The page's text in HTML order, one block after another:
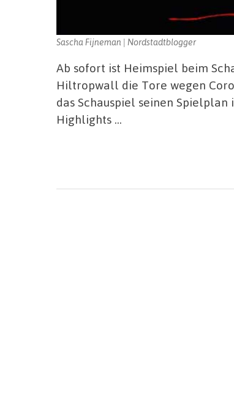
Sascha Fijneman | Nordstadtblogger
Ab sofort ist Heimspiel beim
Hiltropwall die Tore wegen
das Schauspiel seinen
Highlights …